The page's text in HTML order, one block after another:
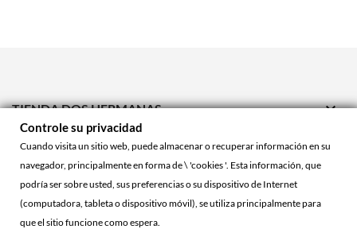
TIENDA DOS HERMANAS 
TIENDA ONLINE 
ACCOUNT
Controle su privacidad
Cuando visita un sitio web, puede almacenar o recuperar información en su
navegador, principalmente en forma de \ 'cookies '. Esta información, que
podría ser sobre usted, sus preferencias o su dispositivo de Internet
(computadora, tableta o dispositivo móvil), se utiliza principalmente para
que el sitio funcione como espera.